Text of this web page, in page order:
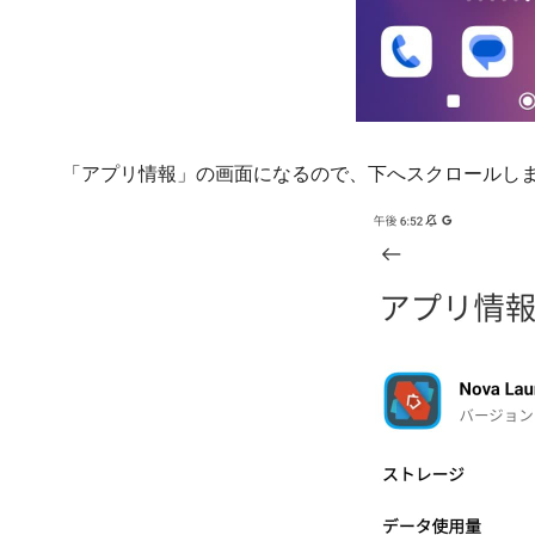
「アプリ情報」の画面になるので、下へスクロールし